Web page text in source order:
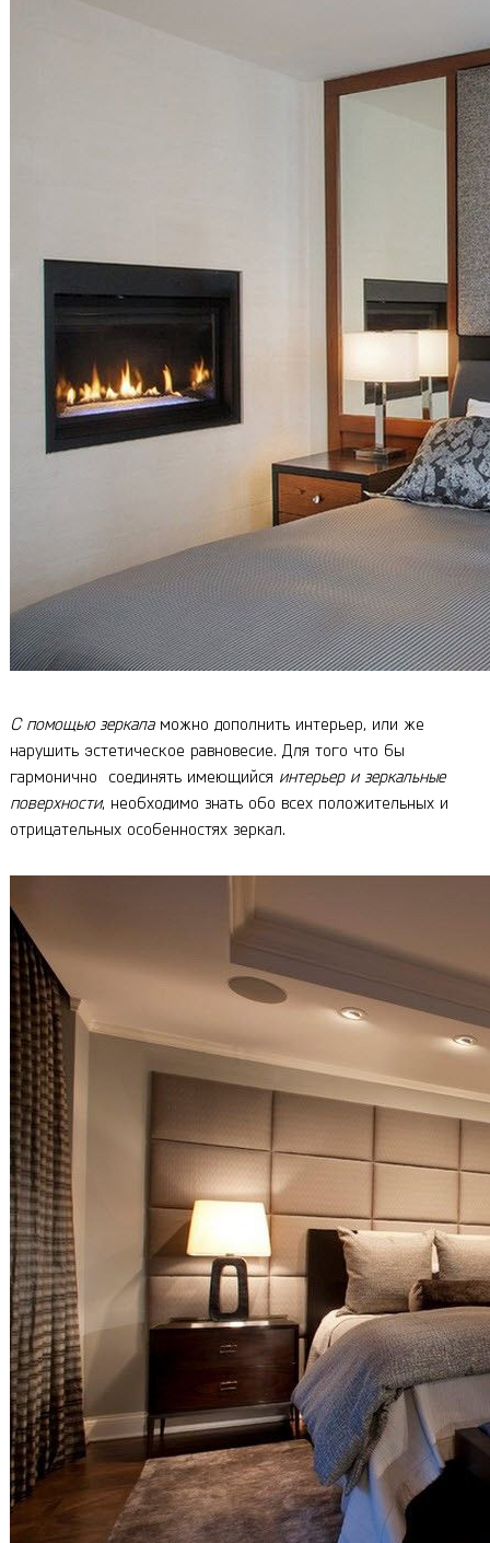
С помощью зеркаламожно дополнить интерьер, или же
нарушить эстетическое равновесие. Для того что бы
гармонично соединять имеющийся интерьер и зеркальные
поверхности, необходимо знать обо всех положительных и
отрицательных особенностях зеркал.